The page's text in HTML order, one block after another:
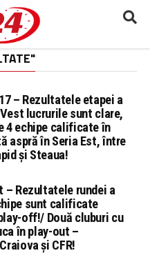
– Rezultatele etapei a
lucrurile sunt clare,
4 echipe calificate în
aspră în Seria Est, între
și Steaua!
– Rezultatele rundei a
sunt calificate
off!/ Două cluburi cu
în play-out –
și CFR!